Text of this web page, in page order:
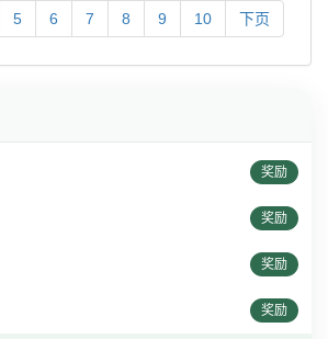
5 6 7 8 9 10 下页
奖励
奖励
奖励
奖励